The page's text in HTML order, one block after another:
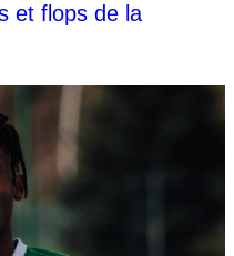
et flops de la